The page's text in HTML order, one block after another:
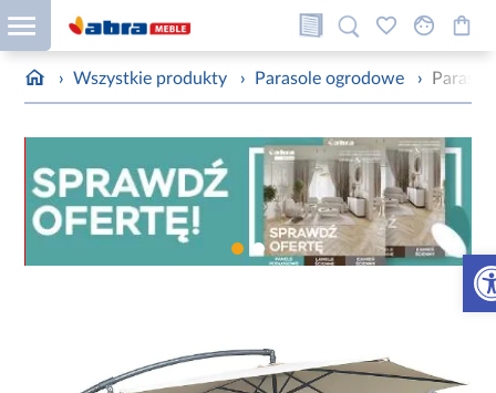
› Wszystkie produkty › Parasole ogrodowe ›